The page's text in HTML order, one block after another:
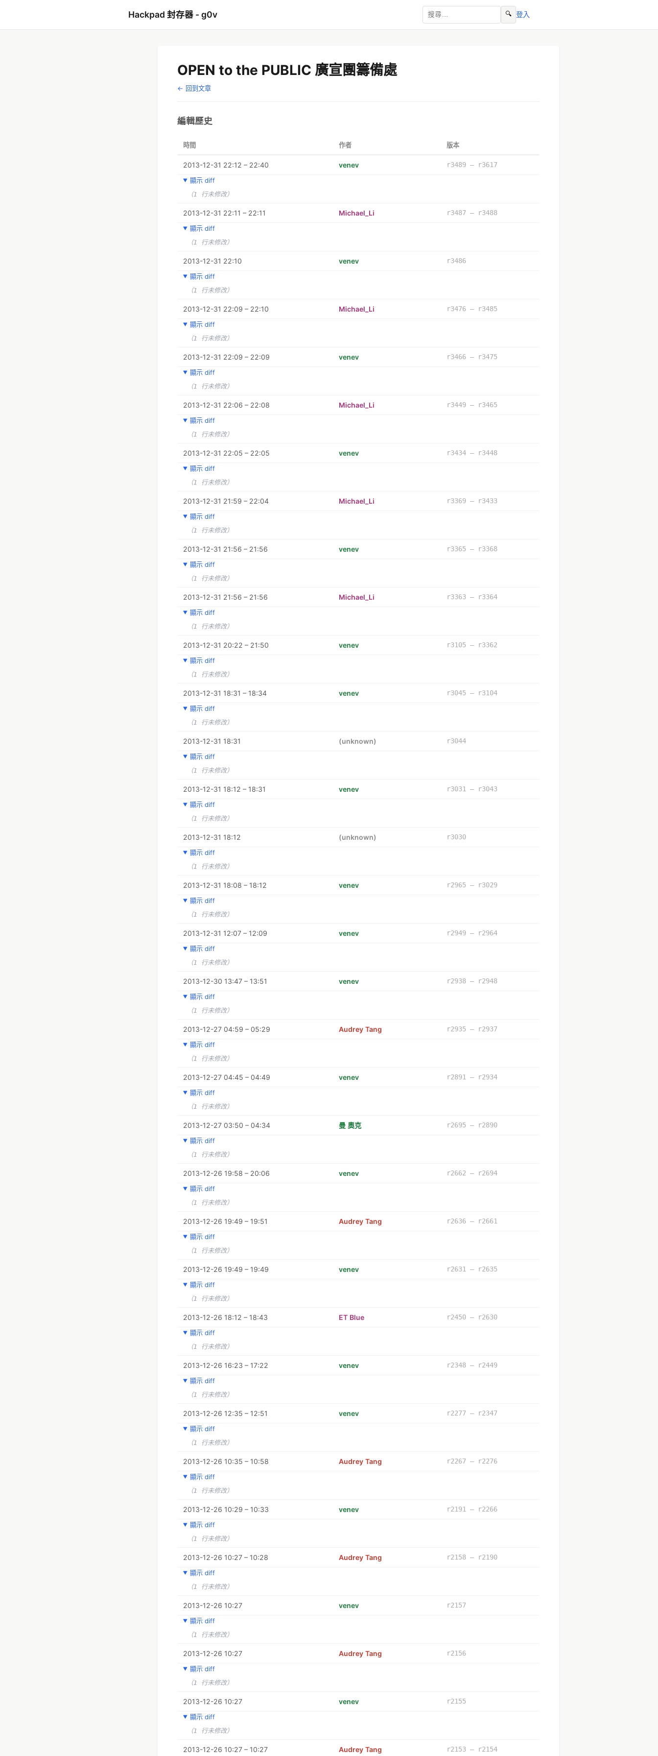
Hackpad 封存器 - g0v 🔍 登入
OPEN to the PUBLIC 廣宣團籌備處
← 回到文章
編輯歷史
時間 作者 版本
2013-12-31 22:12 – 22:40 venev
r3489 – r3617
顯示 diff
（1 行未修改）
2013-12-31 22:11 – 22:11 Michael_Li
r3487 – r3488
顯示 diff
（1 行未修改）
2013-12-31 22:10 venev
r3486
顯示 diff
（1 行未修改）
2013-12-31 22:09 – 22:10 Michael_Li
r3476 – r3485
顯示 diff
（1 行未修改）
2013-12-31 22:09 – 22:09 venev
r3466 – r3475
顯示 diff
（1 行未修改）
2013-12-31 22:06 – 22:08 Michael_Li
r3449 – r3465
顯示 diff
（1 行未修改）
2013-12-31 22:05 – 22:05 venev
r3434 – r3448
顯示 diff
（1 行未修改）
2013-12-31 21:59 – 22:04 Michael_Li
r3369 – r3433
顯示 diff
（1 行未修改）
2013-12-31 21:56 – 21:56 venev
r3365 – r3368
顯示 diff
（1 行未修改）
2013-12-31 21:56 – 21:56 Michael_Li
r3363 – r3364
顯示 diff
（1 行未修改）
2013-12-31 20:22 – 21:50 venev
r3105 – r3362
顯示 diff
（1 行未修改）
2013-12-31 18:31 – 18:34 venev
r3045 – r3104
顯示 diff
（1 行未修改）
2013-12-31 18:31 (unknown)
r3044
顯示 diff
（1 行未修改）
2013-12-31 18:12 – 18:31 venev
r3031 – r3043
顯示 diff
（1 行未修改）
2013-12-31 18:12 (unknown)
r3030
顯示 diff
（1 行未修改）
2013-12-31 18:08 – 18:12 venev
r2965 – r3029
顯示 diff
（1 行未修改）
2013-12-31 12:07 – 12:09 venev
r2949 – r2964
顯示 diff
（1 行未修改）
2013-12-30 13:47 – 13:51 venev
r2938 – r2948
顯示 diff
（1 行未修改）
2013-12-27 04:59 – 05:29 Audrey Tang
r2935 – r2937
顯示 diff
（1 行未修改）
2013-12-27 04:45 – 04:49 venev
r2891 – r2934
顯示 diff
（1 行未修改）
2013-12-27 03:50 – 04:34 曼 奧克
r2695 – r2890
顯示 diff
（1 行未修改）
2013-12-26 19:58 – 20:06 venev
r2662 – r2694
顯示 diff
（1 行未修改）
2013-12-26 19:49 – 19:51 Audrey Tang
r2636 – r2661
顯示 diff
（1 行未修改）
2013-12-26 19:49 – 19:49 venev
r2631 – r2635
顯示 diff
（1 行未修改）
2013-12-26 18:12 – 18:43 ET Blue
r2450 – r2630
顯示 diff
（1 行未修改）
2013-12-26 16:23 – 17:22 venev
r2348 – r2449
顯示 diff
（1 行未修改）
2013-12-26 12:35 – 12:51 venev
r2277 – r2347
顯示 diff
（1 行未修改）
2013-12-26 10:35 – 10:58 Audrey Tang
r2267 – r2276
顯示 diff
（1 行未修改）
2013-12-26 10:29 – 10:33 venev
r2191 – r2266
顯示 diff
（1 行未修改）
2013-12-26 10:27 – 10:28 Audrey Tang
r2158 – r2190
顯示 diff
（1 行未修改）
2013-12-26 10:27 venev
r2157
顯示 diff
（1 行未修改）
2013-12-26 10:27 Audrey Tang
r2156
顯示 diff
（1 行未修改）
2013-12-26 10:27 venev
r2155
顯示 diff
（1 行未修改）
2013-12-26 10:27 – 10:27 Audrey Tang r2153 – r2154